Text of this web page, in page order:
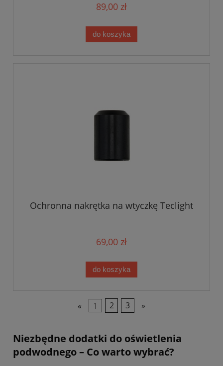
89,00 zł
do koszyka
Ochronna nakrętka na wtyczkę Teclight
69,00 zł
do koszyka
« 1 2 3 »
Niezbędne dodatki do oświetlenia
podwodnego – Co warto wybrać?